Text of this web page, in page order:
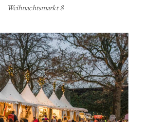
Weihnachtsmarkt 8